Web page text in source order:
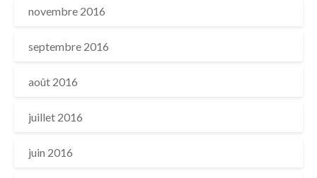
novembre 2016
septembre 2016
août 2016
juillet 2016
juin 2016